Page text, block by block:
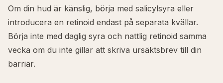
Om din hud är känslig, börja med salicylsyra eller
introducera en retinoid endast på separata kvällar.
Börja inte med daglig syra och nattlig retinoid samma
vecka om du inte gillar att skriva ursäktsbrev till din
barriär.